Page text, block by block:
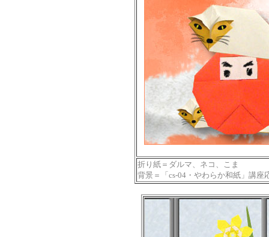
折り紙＝ダルマ、ネコ、こま
背景＝「cs-04・やわらか和紙」講